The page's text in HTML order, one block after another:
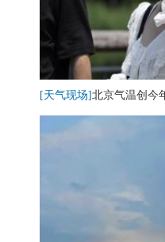
[天气现场]北京气温创今